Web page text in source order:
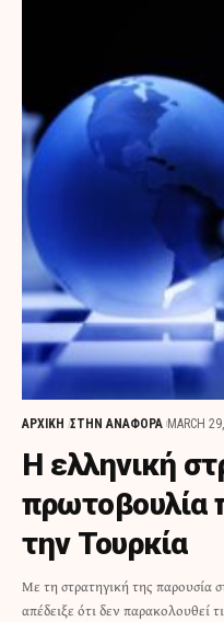
ΑΡΧΙΚΗ ΣΤΗΝ ΑΝΑΦΟΡΑ MARCH
Η ελληνική
πρωτοβουλία
την Τουρκία
Με τη στρατηγική της παρουσία
απέδειξε ότι δεν παρακολουθεί